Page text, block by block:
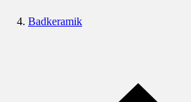
Badkeramik